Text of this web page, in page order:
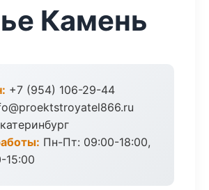
Камень
+7 (954) 106-29-44
Пн-Пт: 09:00-18:00,
15:00